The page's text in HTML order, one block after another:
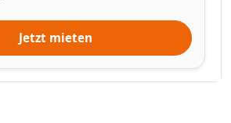
Jetzt mieten